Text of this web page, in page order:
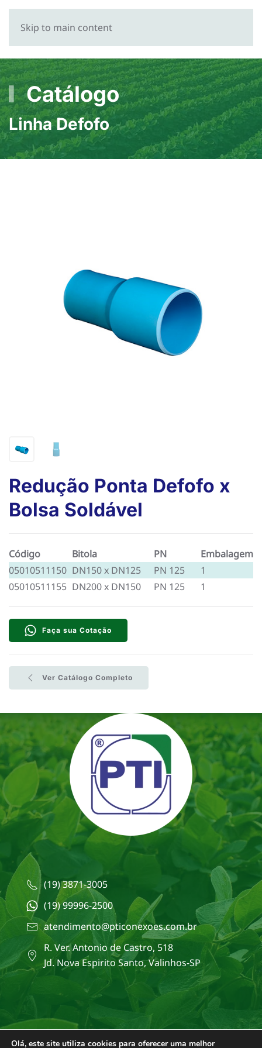
Skip to main content
Catálogo
Linha Defofo
Redução Ponta Defofo x
Bolsa Soldável
Código Bitola PN
Embalagem
05010511150 DN150 x DN125 PN 125
1
05010511155 DN200 x DN150 PN 125 1
Faça sua Cotação
Ver Catálogo Completo
(19) 3871-3005
(19) 99996-2500
atendimento@pticonexoes.com.br
R. Ver. Antonio de Castro, 518
Jd. Nova Espirito Santo, Valinhos-SP
Olá, este site utiliza cookies para oferecer uma melhor